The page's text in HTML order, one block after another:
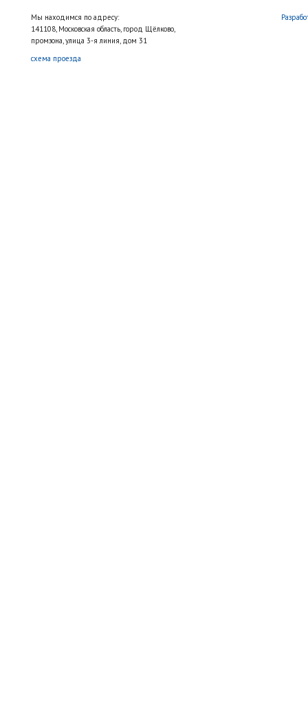
Мы находимся по адресу:
141108, Московская область, город Щёлково,
промзона, улица 3-я линия, дом 31
схема проезда